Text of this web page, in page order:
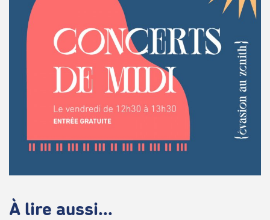
À lire aussi...